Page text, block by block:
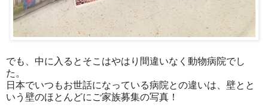
でも、中に入るとそこはやはり間違いなく動物病院でし
た。
日本でいつもお世話になっている病院との違いは、壁とと
いう壁のほとんどにご家族募集の写真！